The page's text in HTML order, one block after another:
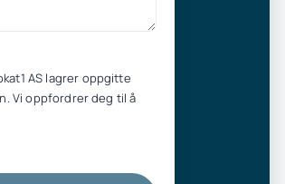
AS lagrer oppgitte
Vi oppfordrer deg til å